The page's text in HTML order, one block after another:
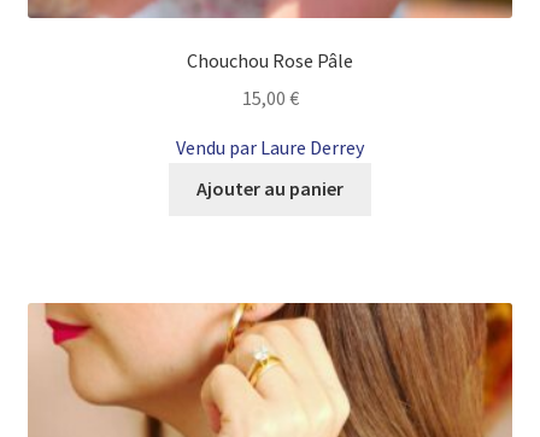
Chouchou Rose Pâle
15,00 €
Vendu par Laure Derrey
Ajouter au panier